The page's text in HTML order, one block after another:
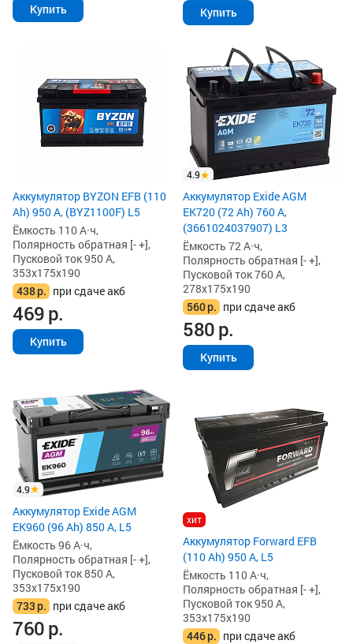
Купить Купить
Аккумулятор BYZON EFB (110
Ah) 950 А, (BYZ1100F) L5
Ёмкость 110 А·ч,
Полярность обратная [- +],
Пусковой ток 950 А,
353x175x190
438р. при сдаче акб
469р.
Купить
4.9
Аккумулятор Exide AGM
EK720 (72 Ah) 760 А,
(3661024037907) L3
Ёмкость 72 А·ч,
Полярность обратная [- +],
Пусковой ток 760 А,
278x175x190
560р. при сдаче акб
580р.
Купить
4.9
Аккумулятор Exide AGM
EK960 (96 Ah) 850 А, L5
Ёмкость 96 А·ч,
Полярность обратная [- +],
Пусковой ток 850 А,
353x175x190
733р. при сдаче акб
760р.
хит
Аккумулятор Forward EFB
(110 Ah) 950 А, L5
Ёмкость 110 А·ч,
Полярность обратная [- +],
Пусковой ток 950 А,
353x175x190
446р. при сдаче акб